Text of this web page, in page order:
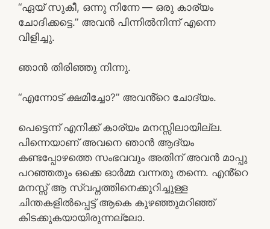
“ഏയ് സുകീ, ഒന്നു നിന്നേ — ഒരു കാര്യം
ചോദിക്കട്ടെ.” അവൻ പിന്നിൽനിന്ന് എന്നെ
വിളിച്ചു.
ഞാൻ തിരിഞ്ഞു നിന്നു.
“എന്നോട് ക്ഷമിച്ചോ?” അവൻ്റെ ചോദ്യം.
പെട്ടെന്ന് എനിക്ക് കാര്യം മനസ്സിലായില്ല.
പിന്നെയാണ് അവനെ ഞാൻ ആദ്യം
കണ്ടപ്പോഴത്തെ സംഭവവും അതിന് അവൻ മാപ്പു
പറഞ്ഞതും ഒക്കെ ഓർമ്മ വന്നതു തന്നെ. എൻ്റെ
മനസ്സ് ആ സ്വപ്നത്തിനെക്കുറിച്ചുള്ള
ചിന്തകളിൽപ്പെട്ട് ആകെ കുഴഞ്ഞുമറിഞ്ഞ്
കിടക്കുകയായിരുന്നല്ലോ.